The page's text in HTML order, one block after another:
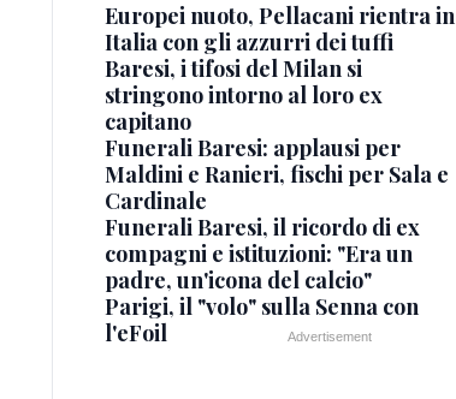
Europei nuoto, Pellacani rientra in
Italia con gli azzurri dei tuffi
Baresi, i tifosi del Milan si
stringono intorno al loro ex
capitano
Funerali Baresi: applausi per
Maldini e Ranieri, fischi per Sala e
Cardinale
Funerali Baresi, il ricordo di ex
compagni e istituzioni: "Era un
padre, un'icona del calcio"
Parigi, il "volo" sulla Senna con
l'eFoil